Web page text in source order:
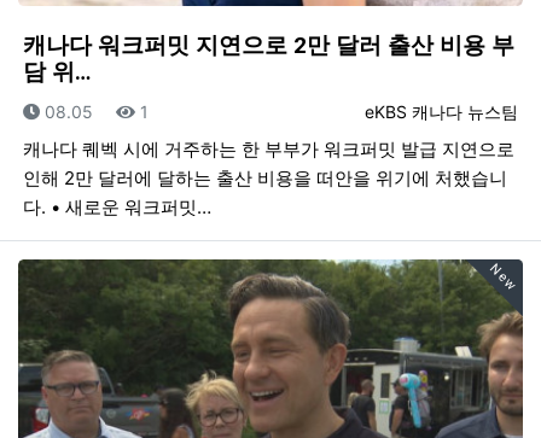
캐나다 워크퍼밋 지연으로 2만 달러 출산 비용 부
담 위…
등록자
eKBS 캐나다 뉴스팀
등록일
08.05 조회
1
캐나다 퀘벡 시에 거주하는 한 부부가 워크퍼밋 발급 지연으로
인해 2만 달러에 달하는 출산 비용을 떠안을 위기에 처했습니
다. • 새로운 워크퍼밋…
New